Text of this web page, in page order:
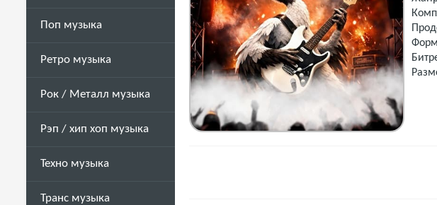
Поп музыка
Ретро музыка
Рок / Металл музыка
Рэп / хип хоп музыка
Техно музыка
Транс музыка